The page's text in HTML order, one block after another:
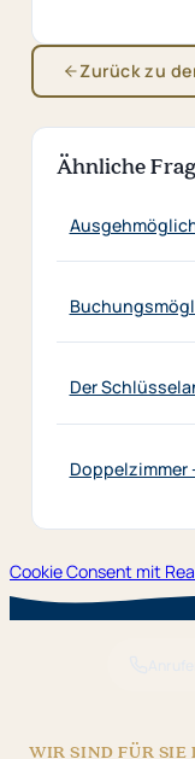
Zurück zu
Ähnliche
Der
Cookie Consent mit
WIR SIND FÜR SIE